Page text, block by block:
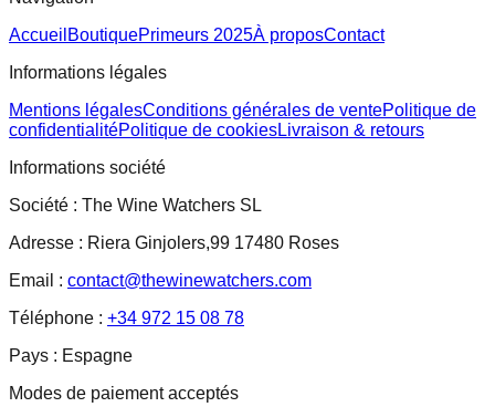
Accueil BoutiquePrimeurs 2025À proposContact
Informations légales
Mentions légalesConditions générales de ventePolitique de
confidentialitéPolitique de cookiesLivraison & retours
Informations société
Société : The Wine Watchers SL
Adresse : Riera Ginjolers,99 17480 Roses
Email : contact@thewinewatchers.com
Téléphone : +34 972 15 08 78
Pays : Espagne
Modes de paiement acceptés